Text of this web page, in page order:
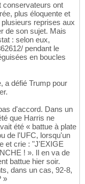
conservateurs ont
plus éloquente et
reprises aux
de son sujet. Mais
: selon eux,
pendant le
en boucles
a défié Trump pour
d'accord. Dans un
que Harris ne
été « battue à plate
de l'UFC, lorsqu'un
et crie : "J'EXIGE
! ». Il en va de
battue hier soir.
dans un cas, 92-8,
»